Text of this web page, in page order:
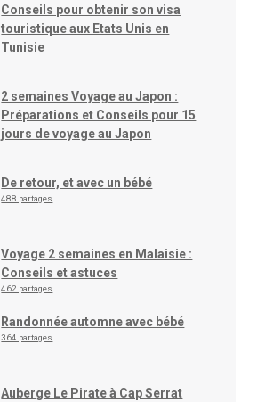
Conseils pour obtenir son visa
touristique aux Etats Unis en
Tunisie
2 semaines Voyage au Japon :
Préparations et Conseils pour 15
jours de voyage au Japon
De retour, et avec un bébé
488 partages
Voyage 2 semaines en Malaisie :
Conseils et astuces
462 partages
Randonnée automne avec bébé
364 partages
Auberge Le Pirate à Cap Serrat